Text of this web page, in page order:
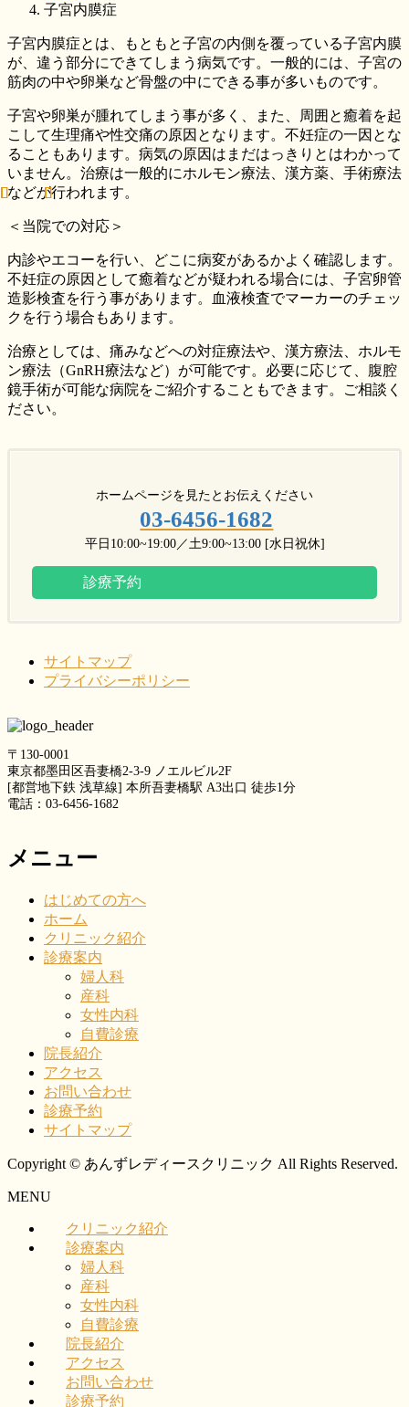
子宮内膜症
子宮内膜症とは、もともと子宮の内側を覆っている子宮内膜
が、違う部分にできてしまう病気です。一般的には、子宮の
筋肉の中や卵巣など骨盤の中にできる事が多いものです。
子宮や卵巣が腫れてしまう事が多く、また、周囲と癒着を起
こして生理痛や性交痛の原因となります。不妊症の一因とな
ることもあります。病気の原因はまだはっきりとはわかって
いません。治療は一般的にホルモン療法、漢方薬、手術療法
などが行われます。
＜当院での対応＞
内診やエコーを行い、どこに病変があるかよく確認します。
不妊症の原因として癒着などが疑われる場合には、子宮卵管
造影検査を行う事があります。血液検査でマーカーのチェッ
クを行う場合もあります。
治療としては、痛みなどへの対症療法や、漢方療法、ホルモ
ン療法（GnRH療法など）が可能です。必要に応じて、腹腔
鏡手術が可能な病院をご紹介することもできます。ご相談く
ださい。
ホームページを見たとお伝えください
03-6456-1682
平日10:00~19:00／土9:00~13:00 [水日祝休]
診療予約
サイトマップ
プライバシーポリシー
〒130-0001
東京都墨田区吾妻橋2-3-9 ノエルビル2F
[都営地下鉄 浅草線] 本所吾妻橋駅 A3出口 徒歩1分
電話：03-6456-1682
メニュー
はじめての方へ
ホーム
クリニック紹介
診療案内
婦人科
産科
女性内科
自費診療
院長紹介
アクセス
お問い合わせ
診療予約
サイトマップ
Copyright © あんずレディースクリニック All Rights Reserved.
MENU
クリニック紹介
診療案内
婦人科
産科
女性内科
自費診療
院長紹介
アクセス
お問い合わせ
診療予約